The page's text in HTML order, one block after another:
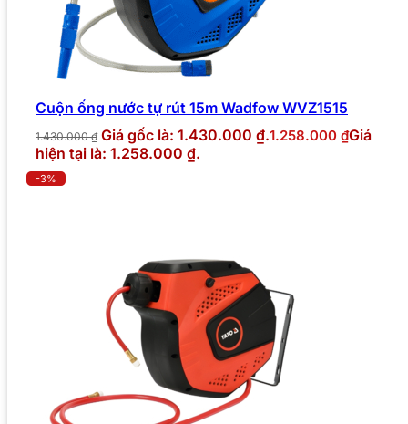
Cuộn ống nước tự rút 15m Wadfow WVZ1515
1.430.000₫ Giá gốc là: 1.430.000 ₫.1.258.000 ₫Giá
hiện tại là: 1.258.000 ₫.
-3%